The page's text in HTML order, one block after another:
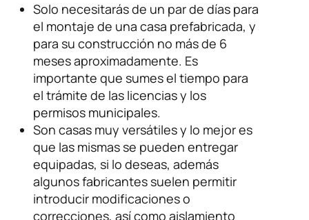
Solo necesitarás de un par de días para
el montaje de una casa prefabricada, y
para su construcción no más de 6
meses aproximadamente. Es
importante que sumes el tiempo para
el trámite de las licencias y los
permisos municipales.
Son casas muy versátiles y lo mejor es
que las mismas se pueden entregar
equipadas, si lo deseas, además
algunos fabricantes suelen permitir
introducir modificaciones o
correcciones, así como aislamiento